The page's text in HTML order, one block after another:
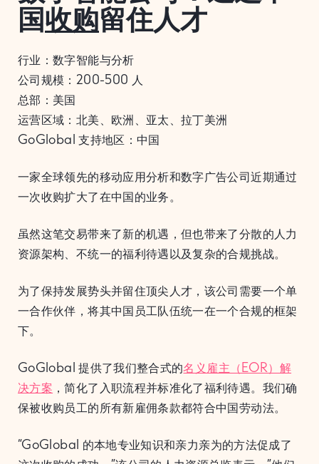
国收购留住人才
行业：数字智能与分析
公司规模：200-500 人
总部：美国
运营区域：北美、欧洲、亚太、拉丁美洲
GoGlobal 支持地区：中国
一家全球领先的移动应用分析和数字广告公司近期通过
一次收购扩大了在中国的业务。
虽然这笔交易带来了新的机遇，但也带来了分散的人力
资源架构、不统一的福利待遇以及复杂的合规挑战。
为了保持发展势头并留住顶尖人才，该公司需要一个单
一合作伙伴，将其中国员工队伍统一在一个合规的框架
下。
GoGlobal 提供了我们整合式的名义雇主（EOR）解
决方案 ，简化了入职流程并标准化了福利待遇。我们确
保被收购员工的所有新雇佣条款都符合中国劳动法。
“GoGlobal 的本地专业知识和亲力亲为的方法促成了